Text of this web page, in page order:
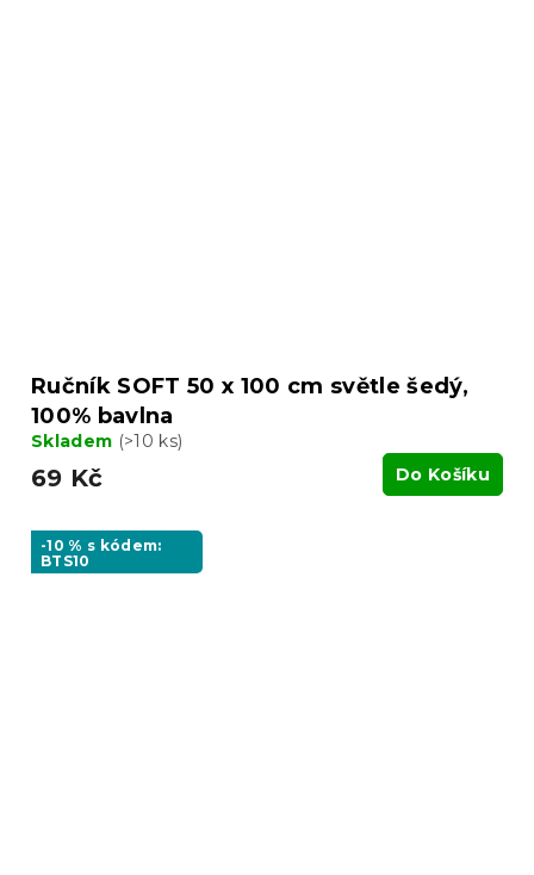
Ručník SOFT 50 x 100 cm světle šedý,
100% bavlna
Skladem (>10 ks)
69 Kč Do Košíku
-10 % s kódem:
BTS10